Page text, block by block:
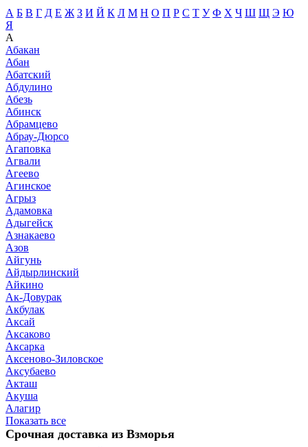
А Б В Г Д Е Ж З И Й К Л М Н О П Р С Т У Ф Х Ч Ш Щ Э Ю
Я
А
Абакан
Абан
Абатский
Абдулино
Абезь
Абинск
Абрамцево
Абрау-Дюрсо
Агаповка
Агвали
Агеево
Агинское
Агрыз
Адамовка
Адыгейск
Азнакаево
Азов
Айгунь
Айдырлинский
Айкино
Ак-Довурак
Акбулак
Аксай
Аксаково
Аксарка
Аксеново-Зиловское
Аксубаево
Акташ
Акуша
Алагир
Показать все
Срочная доставка из Взморья